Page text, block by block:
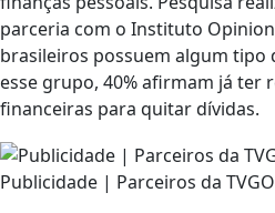
parceria com o Instituto
brasileiros possuem algum tipo
esse grupo, 40% afirmam já ter
financeiras para quitar dívidas.
Publicidade | Parceiros da TVGO